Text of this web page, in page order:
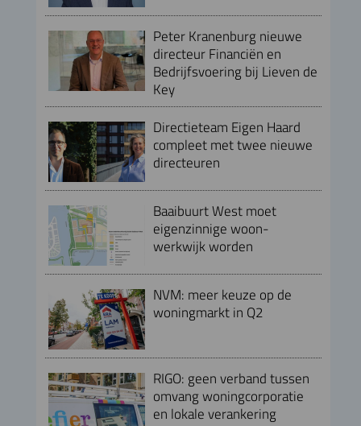
Peter Kranenburg nieuwe
directeur Financiën en
Bedrijfsvoering bij Lieven de
Key
Directieteam Eigen Haard
compleet met twee nieuwe
directeuren
Baaibuurt West moet
eigenzinnige woon-
werkwijk worden
NVM: meer keuze op de
woningmarkt in Q2
RIGO: geen verband tussen
omvang woningcorporatie
en lokale verankering